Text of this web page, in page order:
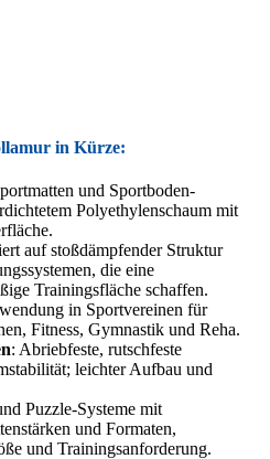
in Kürze:
und Sportboden-
Polyethylenschaum mit
auf stoßdämpfender Struktur
die eine
Trainingsfläche schaffen.
in Sportvereinen für
Fitness, Gymnastik und Reha.
: Abriebfeste, rutschfeste
leichter Aufbau und
Puzzle-Systeme mit
und Formaten,
und Trainingsanforderung.